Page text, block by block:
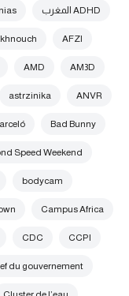
ADHD المغرب
AFZI
AM3D
AMD
ANVR
astrzinika
Bad Bunny
Speed Weekend
bodycam
Campus Africa
CCPI
CDC
du gouvernement